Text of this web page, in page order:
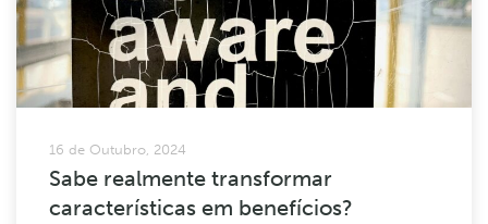
16 de Outubro, 2024
Sabe realmente transformar
características em benefícios?